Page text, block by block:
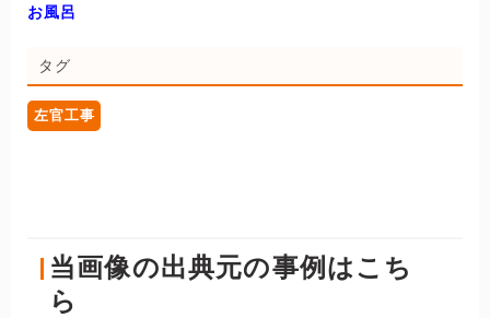
お風呂
タグ
左官工事
当画像の出典元の事例はこち
ら